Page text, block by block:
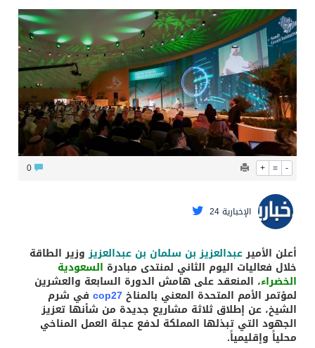
الهيئة العامة للأمن الغذائي تكثف جهودها للحد من الفقد والهدر الغذائي خلال موسم حج 1447هـ
محافظ عفيف يؤدي صلاة عيد الأضحى
+ = -
الإخبارية 24
أعلن الأميرعبدالعزيز بن سلمان بن عبدالعزيزوزير الطاقة
خلال فعاليات اليوم الثاني لمنتدى مبادرة السعودية
الخضراء، المنعقد على هامش الدورة السابعة والعشرين
لمؤتمر الأمم المتحدة المعني بالمناخcop27 في شرم
الشيخ، عن إطلاق ثلاثة مشاريع جديدة من شأنها تعزيز
الجهود التي تبذلها المملكة لدفع عجلة العمل المناخي
محلياً وإقليمياً.